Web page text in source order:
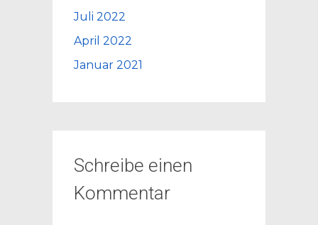
Juli 2022
April 2022
Januar 2021
Schreibe einen
Kommentar